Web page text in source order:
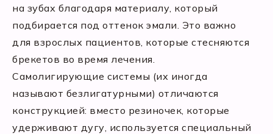
на зубах благодаря материалу, который
подбирается под оттенок эмали. Это важно
для взрослых пациентов, которые стесняются
брекетов во время лечения.
Самолигирующие системы (их иногда
называют безлигатурными) отличаются
конструкцией: вместо резиночек, которые
удерживают дугу, используется специальный